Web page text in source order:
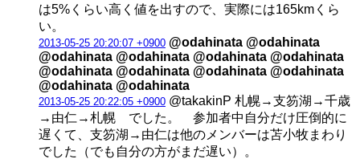
は5%くらい高く値を出すので、実際には165kmくら
い。
2013-05-25 20:20:07 +0900 @odahinata @odahinata
@odahinata @odahinata @odahinata @odahinata
@odahinata @odahinata @odahinata @odahinata
@odahinata @odahinata
2013-05-25 20:22:05 +0900 @takakinP 札幌→支笏湖→千歳
→由仁→札幌 でした。 参加者中自分だけ圧倒的に
遅くて、支笏湖→由仁は他のメンバーは苫小牧まわり
でした（でも自分の方がまだ遅い）。